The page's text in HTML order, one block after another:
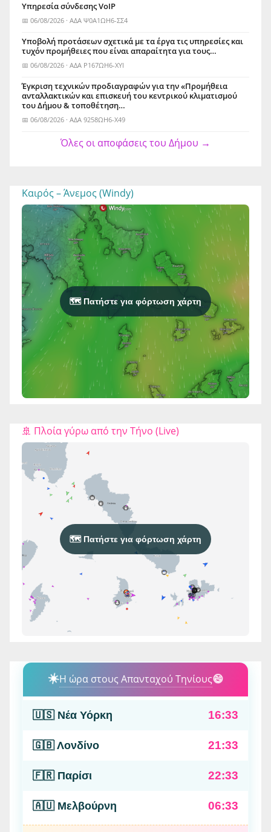
Yπηρεσία σύνδεσης VoIP
📅 06/08/2026 · ΑΔΑ Ψ0Α1ΩΗ6-ΣΣ4
Υποβολή προτάσεων σχετικά με τα έργα τις υπηρεσίες και
τυχόν προμήθειες που είναι απαραίτητα για τους…
📅 06/08/2026 · ΑΔΑ Ρ167ΩΗ6-ΧΥΙ
Έγκριση τεχνικών προδιαγραφών για την «Προμήθεια
ανταλλακτικών και επισκευή του κεντρικού κλιματισμού
του Δήμου & τοποθέτηση…
📅 06/08/2026 · ΑΔΑ 9258ΩΗ6-Χ49
Όλες οι αποφάσεις του Δήμου →
Καιρός – Άνεμος (Windy)
🗺️ Πατήστε για φόρτωση χάρτη
🚢 Πλοία γύρω από την Τήνο (Live)
🗺️ Πατήστε για φόρτωση χάρτη
☀️Η ώρα στους Απανταχού Τηνίους😄
🇺🇸 Νέα Υόρκη 16:34
🇬🇧 Λονδίνο 21:34
🇫🇷 Παρίσι 22:34
🇦🇺 Μελβούρνη 06:34